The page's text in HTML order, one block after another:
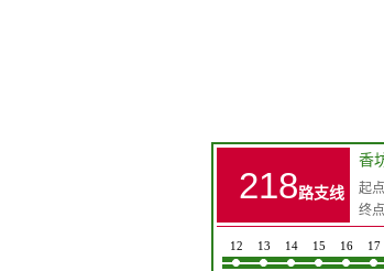
218路支线
香
起
终
12 13 14 15 16 17